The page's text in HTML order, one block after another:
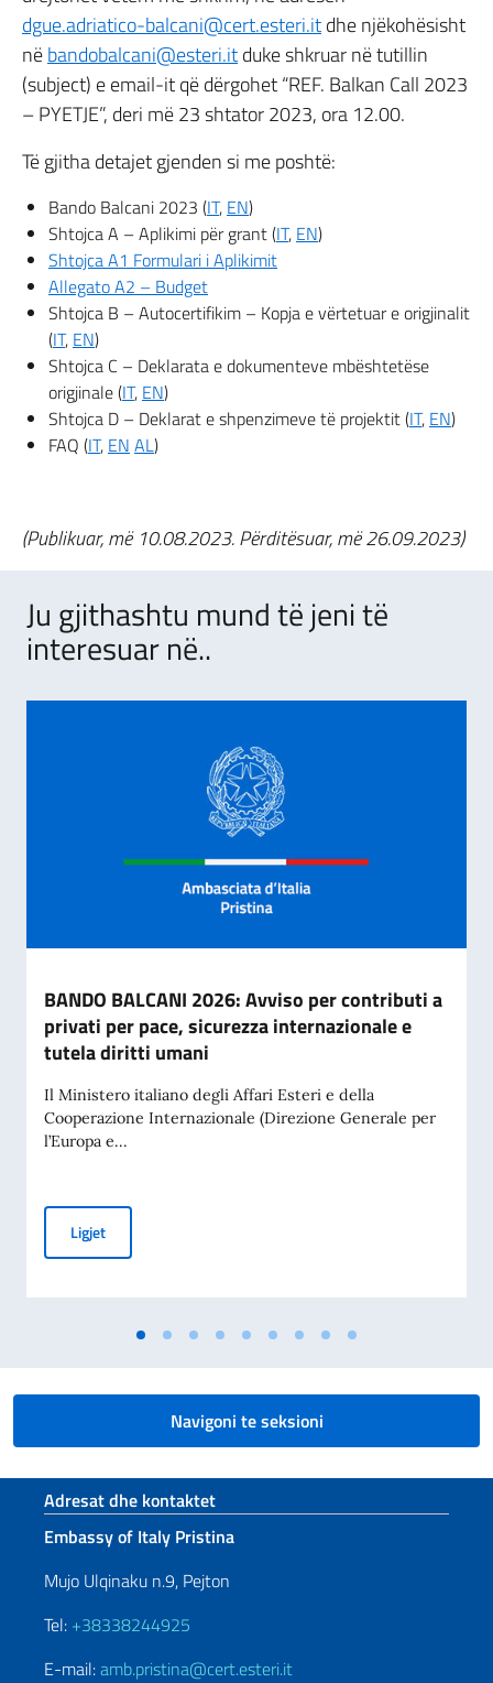
dgue.adriatico-balcani@cert.esteri.itdhe njëkohësisht
nëbandobalcani@esteri.itduke shkruar në tutillin
(subject) e email-it që dërgohet “REF. Balkan Call 2023
– PYETJE”, deri më 23 shtator 2023, ora 12.00.
Të gjitha detajet gjenden si me poshtë:
Bando Balcani 2023 (IT, EN)
Shtojca A – Aplikimi për grant (IT, EN)
Shtojca A1 Formulari i Aplikimit
Allegato A2 – Budget
Shtojca B – Autocertifikim – Kopja e vërtetuar e origjinalit
(IT, EN)
Shtojca C – Deklarata e dokumenteve mbështetëse
origjinale (IT, EN)
Shtojca D – Deklarat e shpenzimeve të projektit (IT, EN)
FAQ (IT, EN AL)
(Publikuar, më 10.08.2023. Përditësuar, më 26.09.2023)
Ju gjithashtu mund të jeni të
interesuar në..
BANDO BALCANI 2026: Avviso per contributi a
privati per pace, sicurezza internazionale e
tutela diritti umani
Il Ministero italiano degli Affari Esteri e della
Cooperazione Internazionale (Direzione Generale per
l’Europa e...
LigjetBANDO BALCANI 2026: Avviso per contributi a privati
Navigoni te seksioni
Footer section
Adresat dhe kontaktet
Embassy of Italy Pristina
Mujo Ulqinaku n.9, Pejton
Tel: +38338244925
E-mail:amb.pristina@cert.esteri.it